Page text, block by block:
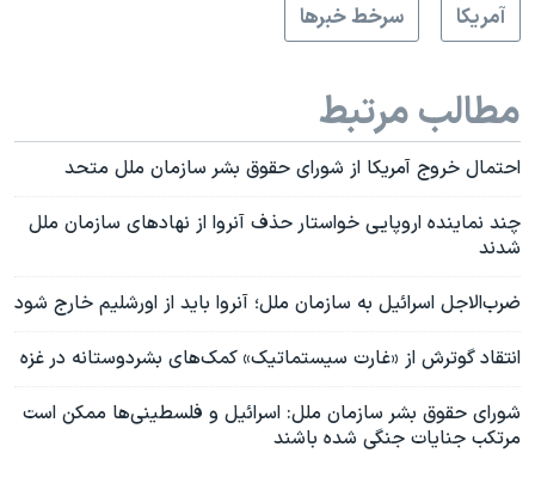
آمريکا
سرخط خبرها
مطالب مرتبط
احتمال خروج آمریکا از شورای حقوق بشر سازمان ملل متحد
چند نماینده اروپایی خواستار حذف آنروا از نهادهای سازمان ملل
شدند
ضرب‌الاجل اسرائیل به سازمان ملل؛ آنروا باید از اورشلیم خارج شود
انتقاد گوترش از «غارت سیستماتیک» کمک‌های بشردوستانه در غزه
شورای حقوق بشر سازمان ملل: اسرائيل و فلسطینی‌ها ممکن است
مرتکب جنایات جنگی شده باشند